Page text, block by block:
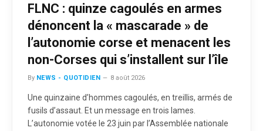
FLNC : quinze cagoulés en armes
dénoncent la « mascarade » de
l’autonomie corse et menacent les
non-Corses qui s’installent sur l’île
By NEWS - QUOTIDIEN 8 août 2026
Une quinzaine d’hommes cagoulés, en treillis, armés de
fusils d’assaut. Et un message en trois lames.
L’autonomie votée le 23 juin par l’Assemblée nationale